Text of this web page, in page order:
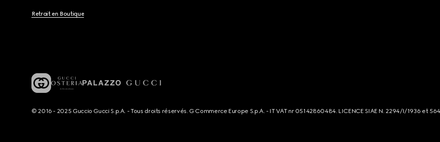
Retrait en Boutique
© 2016 - 2025 Guccio Gucci S.p.A. - Tous droits réservés. G Commerce Europe S.p.A. - IT VAT nr 05142860484. LICENCE SIAE N. 2294/I/1936 et